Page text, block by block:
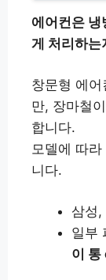
에어컨은 냉
게 처리하는
창문형 에어
만, 장마철
합니다.
모델에 따
니다.
삼성,
일부
이 통